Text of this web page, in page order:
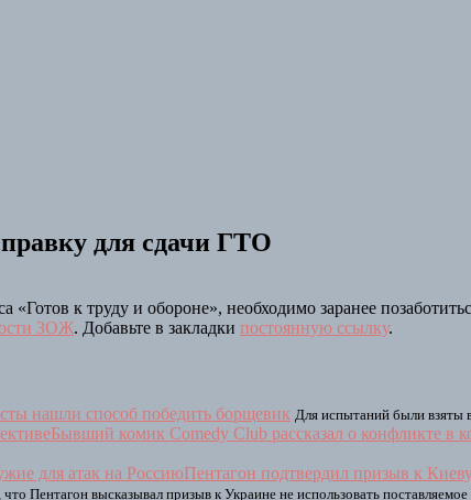
для сдачи ГТО
к труду и обороне», необходимо заранее
ЗОЖ. Добавьте в закладки постоянную ссылку.
нашли способ победить борщевик Для испытаний были взяты
Бывший комик Comedy Club рассказал о конфликте в
Пентагон подтвердил призыв к
Пентагон высказывал призыв к Украине не использовать